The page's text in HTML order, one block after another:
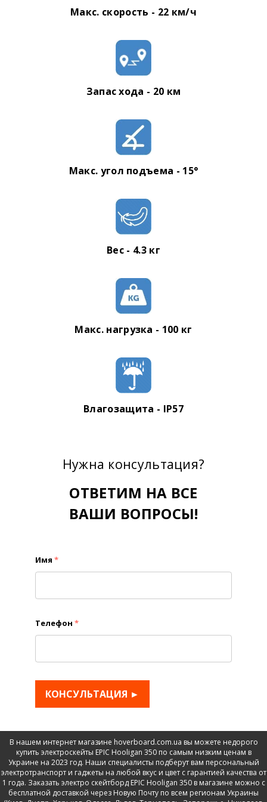
Макс. скорость - 22 км/ч
Запас хода - 20 км
Макс. угол подъема - 15°
Вес - 4.3 кг
Макс. нагрузка - 100 кг
Влагозащита - IP57
Нужна консультация?
ОТВЕТИМ НА ВСЕ
ВАШИ ВОПРОСЫ!
Имя *
Телефон *
КОНСУЛЬТАЦИЯ ►
В нашем интернет магазине hoverboard.com.ua вы можете недорого
купить электроскейты EPIC Hooligan 350 по самым низким ценам в
Украине на 2023 год. Наши специалисты подберут вам персональный
электротранспорт и гаджеты на любой вкус и цвет с гарантией качества от
1 года. Заказать электро скейтборд EPIC Hooligan 350 в магазине можно с
бесплатной доставкой через Новую Почту по всем регионам Украины